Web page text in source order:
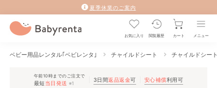
夏季休業のご案内
お気に入り 閲覧履歴 カート メニュー
ベビー用品レンタル｢ベビレンタ｣ チャイルドシート チャイルドシー
午前10時までのご注文で
最短 当日発送 ※1 3日間返品返金可 安心補償利用可